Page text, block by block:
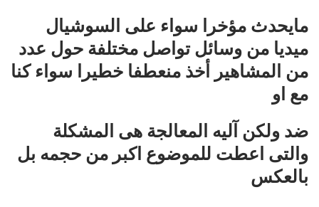
مايحدث مؤخرا سواء على السوشيال
ميديا من وسائل تواصل مختلفة حول عدد
من المشاهير أخذ منعطفا خطيرا سواء كنا
مع او
ضد ولكن آليه المعالجة هى المشكلة
والتى اعطت للموضوع اكبر من حجمه بل
بالعكس